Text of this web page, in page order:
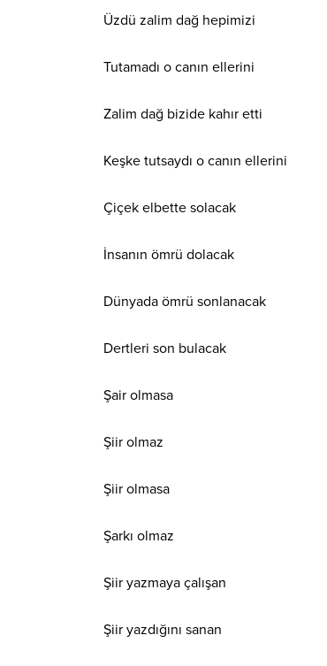
Üzdü zalim dağ hepimizi
Tutamadı o canın ellerini
Zalim dağ bizide kahır etti
Keşke tutsaydı o canın ellerini
Çiçek elbette solacak
İnsanın ömrü dolacak
Dünyada ömrü sonlanacak
Dertleri son bulacak
Şair olmasa
Şiir olmaz
Şiir olmasa
Şarkı olmaz
Şiir yazmaya çalışan
Şiir yazdığını sanan